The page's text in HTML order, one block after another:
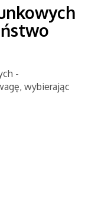
-
wybierając